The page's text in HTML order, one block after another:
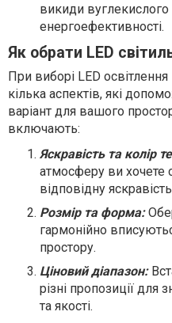
викиди вуглекислого
енергоефективності.
Як обрати LED
При виборі LED
кілька аспектів, які
варіант для вашого
включають:
Яскравість та колір
атмосферу ви хочете
відповідну
Розмір та форма:
гармонійно
простору.
Ціновий діапазон:
різні пропозиції для
та якості.